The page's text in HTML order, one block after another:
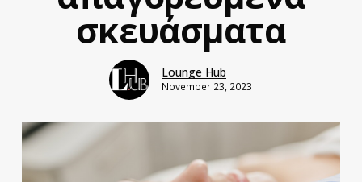
σκευάσματα
Lounge Hub
November 23, 2023